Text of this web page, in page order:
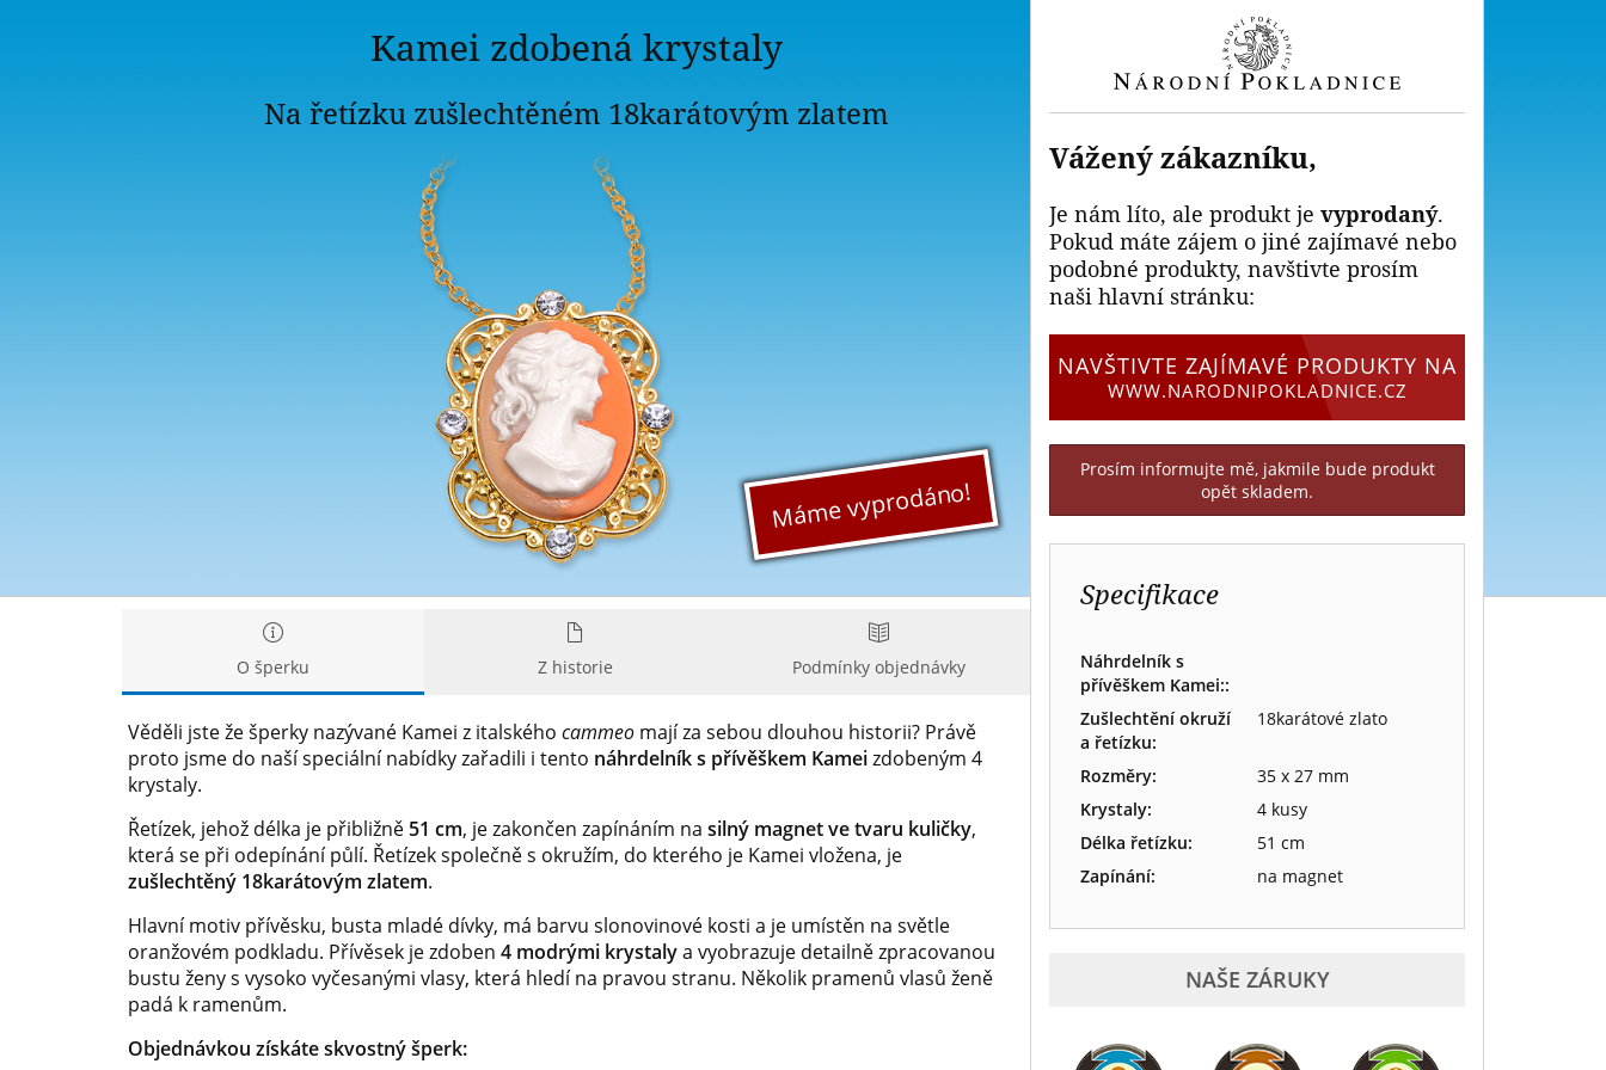
Kamei zdobená krystaly
Na řetízku zušlechtěném 18karátovým zlatem
Máme vyprodáno!
O šperku Z historie Podmínky objednávky
Věděli jste že šperky nazývané Kamei z italského cammeo mají za sebou dlouhou historii? Právě
proto jsme do naší speciální nabídky zařadili i tento náhrdelník s přívěškem Kameizdobeným 4
krystaly.
Řetízek, jehož délka je přibližně 51 cm, je zakončen zapínáním na silný magnet ve tvaru kuličky,
která se při odepínání půlí. Řetízek společně s okružím, do kterého je Kamei vložena, je
zušlechtěný 18karátovým zlatem.
Hlavní motiv přívěsku, busta mladé dívky, má barvu slonovinové kosti a je umístěn na světle
oranžovém podkladu. Přívěsek je zdoben 4 modrými krystalya vyobrazuje detailně zpracovanou
bustu ženy s vysoko vyčesanými vlasy, která hledí na pravou stranu. Několik pramenů vlasů ženě
padá k ramenům.
Objednávkou získáte skvostný šperk:
Vážený zákazníku,
Je nám líto, ale produkt je vyprodaný.
Pokud máte zájem o jiné zajímavé nebo
podobné produkty, navštivte prosím
naši hlavní stránku:
NAVŠTIVTE ZAJÍMAVÉ PRODUKTY NA
WWW.NARODNIPOKLADNICE.CZ
Prosím informujte mě, jakmile bude produkt
opět skladem.
Specifikace
Náhrdelník s
přívěškem Kamei::
Zušlechtění okruží
a řetízku:
18karátové zlato
Rozměry:
35 x 27 mm
Krystaly:
4 kusy
Délka řetízku:
51 cm
Zapínání:
na magnet
NAŠE ZÁRUKY